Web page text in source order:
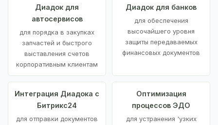
Диадок для
автосервисов
для порядка в закупках
запчастей и быстрого
выставления счетов
корпоративным клиентам
Диадок для банков
для обеспечения
высочайшего уровня
защиты передаваемых
финансовых документов
Интеграция Диадока с
Битрикс24
для отправки документов
Оптимизация
процессов ЭДО
для устранения 'узких